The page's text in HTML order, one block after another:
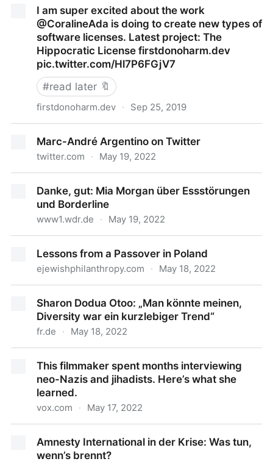
I am super excited about the work
@CoralineAda is doing to create new types of
software licenses. Latest project: The
Hippocratic License firstdonoharm.dev
pic.twitter.com/Hl7P6FGjV7
#read later 🔖
firstdonoharm.dev · Sep 25, 2019
doing to create new types of software licenses.
Latest project: The Hippocratic License
firstdonoharm.dev pic.twitter.com/Hl7P6FGjV7
Marc-André Argentino on Twitter
twitter.com · May 19, 2022
Danke, gut: Mia Morgan über Essstörungen
und Borderline
www1.wdr.de · May 19, 2022
Borderline
Lessons from a Passover in Poland
ejewishphilanthropy.com · May 18, 2022
Sharon Dodua Otoo: „Man könnte meinen,
Diversity war ein kurzlebiger Trend“
fr.de · May 18, 2022
war ein kurzlebiger Trend“
This filmmaker spent months interviewing
neo-Nazis and jihadists. Here’s what she
learned.
vox.com · May 17, 2022
and jihadists. Here’s what she learned.
Amnesty International in der Krise: Was tun,
wenn’s brennt?